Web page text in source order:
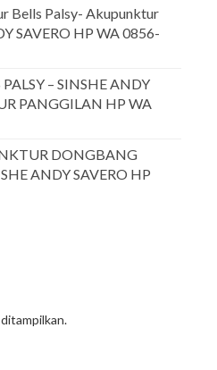
Bells Palsy- Akupunktur
SAVERO HP WA 0856-
– SINSHE ANDY
PANGGILAN HP WA
DONGBANG
ANDY SAVERO HP